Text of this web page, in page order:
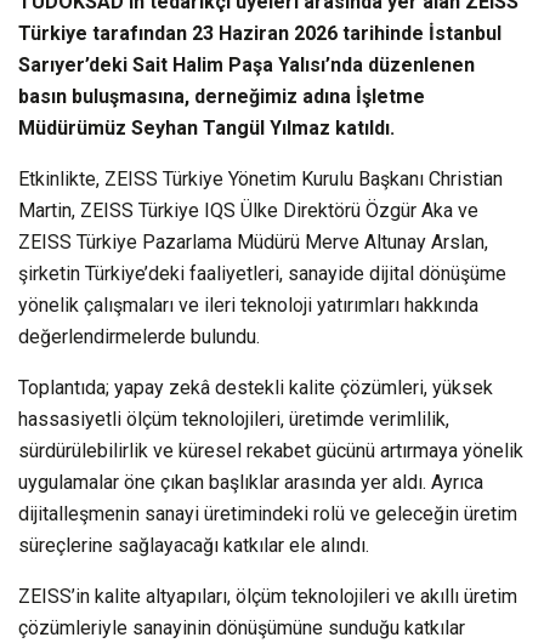
Türkiye tarafından 23 Haziran 2026 tarihinde İstanbul
Sarıyer’deki Sait Halim Paşa Yalısı’nda düzenlenen
basın buluşmasına, derneğimiz adına İşletme
Müdürümüz Seyhan Tangül Yılmaz katıldı.
Etkinlikte, ZEISS Türkiye Yönetim Kurulu Başkanı Christian
Martin, ZEISS Türkiye IQS Ülke Direktörü Özgür Aka ve
ZEISS Türkiye Pazarlama Müdürü Merve Altunay Arslan,
şirketin Türkiye’deki faaliyetleri, sanayide dijital dönüşüme
yönelik çalışmaları ve ileri teknoloji yatırımları hakkında
değerlendirmelerde bulundu.
Toplantıda; yapay zekâ destekli kalite çözümleri, yüksek
hassasiyetli ölçüm teknolojileri, üretimde verimlilik,
sürdürülebilirlik ve küresel rekabet gücünü artırmaya yönelik
uygulamalar öne çıkan başlıklar arasında yer aldı. Ayrıca
dijitalleşmenin sanayi üretimindeki rolü ve geleceğin üretim
süreçlerine sağlayacağı katkılar ele alındı.
ZEISS’in kalite altyapıları, ölçüm teknolojileri ve akıllı üretim
çözümleriyle sanayinin dönüşümüne sunduğu katkılar